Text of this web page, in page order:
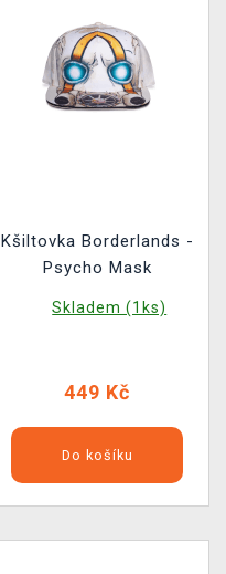
Kšiltovka Borderlands -
Psycho Mask
Skladem (1ks)
449 Kč
Do košíku